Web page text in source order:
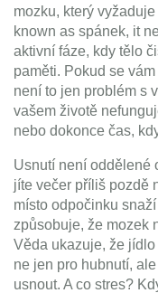
mozku, který
known as spánek, it
aktivní fáze, kdy tělo
paměti. Pokud se
není to jen problém s
vašem životě
nebo dokonce čas,
Usnutí není oddělené
jíte večer příliš pozdě
místo odpočinku
způsobuje, že mozek
Věda ukazuje, že
ne jen pro hubnutí,
usnout. A co stres?